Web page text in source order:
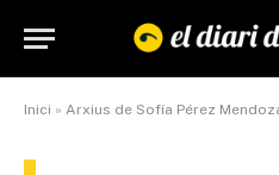
Inici » Arxius de Sofía Pérez